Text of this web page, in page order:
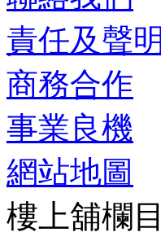
責任及聲明
商務合作
事業良機
網站地圖
樓上舖欄目